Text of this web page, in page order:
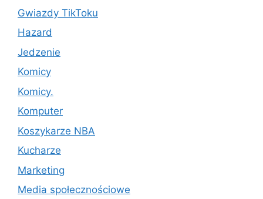
Gwiazdy TikToku
Hazard
Jedzenie
Komicy
Komicy.
Komputer
Koszykarze NBA
Kucharze
Marketing
Media społecznościowe